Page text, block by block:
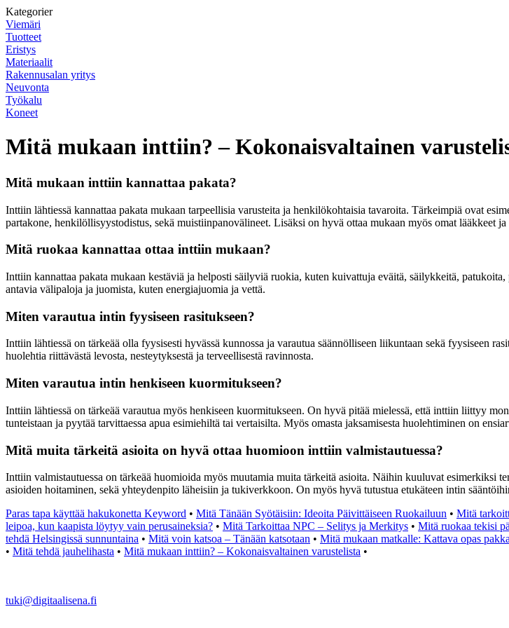
Kategorier
Viemäri
Tuotteet
Eristys
Materiaalit
Rakennusalan yritys
Neuvonta
Työkalu
Koneet
Mitä mukaan inttiin? – Kokonaisvaltainen
Mitä mukaan inttiin kannattaa pakata?
Inttiin lähtiessä kannattaa pakata mukaan tarpeellisia varusteita ja henkilökohtaisia tavaroita. Tärkeimpiä ovat
partakone, henkilöllisyystodistus, sekä muistiinpanovälineet. Lisäksi on hyvä ottaa mukaan myös omat lääkkeet ja
Mitä ruokaa kannattaa ottaa inttiin mukaan?
Inttiin kannattaa pakata mukaan kestäviä ja helposti säilyviä ruokia, kuten kuivattuja eväitä, säilykkeitä,
antavia välipaloja ja juomista, kuten energiajuomia ja vettä.
Miten varautua intin fyysiseen rasitukseen?
Inttiin lähtiessä on tärkeää olla fyysisesti hyvässä kunnossa ja varautua säännölliseen liikuntaan sekä fyysiseen
huolehtia riittävästä levosta, nesteytyksestä ja terveellisestä ravinnosta.
Miten varautua intin henkiseen kuormitukseen?
Inttiin lähtiessä on tärkeää varautua myös henkiseen kuormitukseen. On hyvä pitää mielessä, että inttiin liittyy
tunteistaan ja pyytää tarvittaessa apua esimiehiltä tai vertaisilta. Myös omasta jaksamisesta huolehtiminen on
Mitä muita tärkeitä asioita on hyvä ottaa huomioon inttiin valmistautuessa?
Inttiin valmistautuessa on tärkeää huomioida myös muutamia muita tärkeitä asioita. Näihin kuuluvat esimerkiksi
asioiden hoitaminen, sekä yhteydenpito läheisiin ja tukiverkkoon. On myös hyvä tutustua etukäteen intin
Paras tapa käyttää hakukonetta Keyword • Mitä Tänään Syötäisiin: Ideoita Päivittäiseen Ruokailuun • Mitä
leipoa, kun kaapista löytyy vain perusaineksia? • Mitä Tarkoittaa NPC – Selitys ja Merkitys • Mitä ruokaa tekisi
tehdä Helsingissä sunnuntaina • Mitä voin katsoa – Tänään katsotaan • Mitä mukaan matkalle: Kattava opas
• Mitä tehdä jauhelihasta • Mitä mukaan inttiin? – Kokonaisvaltainen varustelista •
tuki@digitaalisena.fi